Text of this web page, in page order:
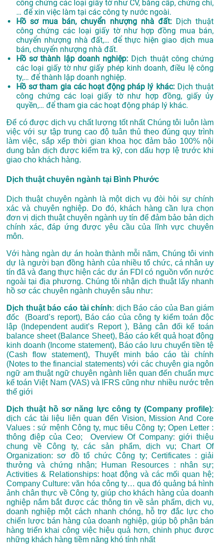
công chứng các loại giấy tờ như CV, bằng cấp, chứng chỉ,
… để xin việc làm tại các công ty nước ngoài.
Hồ sơ mua bán, chuyển nhượng nhà đất:Dịch thuật
công chứng các loại giấy tờ như hợp đồng mua bán,
chuyển nhượng nhà đất,… để thực hiện giao dịch mua
bán, chuyển nhượng nhà đất.
Hồ sơ thành lập doanh nghiệp: Dịch thuật công chứng
các loại giấy tờ như giấy phép kinh doanh, điều lệ công
ty,… để thành lập doanh nghiệp.
Hồ sơ tham gia các hoạt động pháp lý khác:Dịch thuật
công chứng các loại giấy tờ như hợp đồng, giấy ủy
quyền,… để tham gia các hoạt động pháp lý khác.
Để có được dịch vụ chất lượng tốt nhất Chúng tôi luôn làm
việc với sự tập trung cao độ tuân thủ theo đúng quy trình
làm việc, sắp xếp thời gian khoa học đảm bảo 100% nội
dung bản dịch được kiểm tra kỹ, con dấu hợp lệ trước khi
giao cho khách hàng.
Dịch thuật chuyên ngành tại Bình Phước
Dịch thuật chuyên ngành là một dịch vụ đòi hỏi sự chính
xác và chuyên nghiệp. Do đó, khách hàng cần lựa chọn
đơn vị dịch thuật chuyên ngành uy tín để đảm bảo bản dịch
chính xác, đáp ứng được yêu cầu của lĩnh vực chuyên
môn.
Với hàng ngàn dự án hoàn thành mỗi năm, Chúng tôi vinh
dự là người bạn đồng hành của nhiều tổ chức, cá nhân uy
tín đã và đang thực hiện các dự án FDI có nguồn vốn nước
ngoài tại địa phương. Chúng tôi nhận dịch thuật lấy nhanh
hồ sơ các chuyên ngành chuyên sâu như:
Dịch thuật báo cáo tài chính: dịch Báo cáo của Ban giám
đốc (Board’s report), Báo cáo của công ty kiểm toán độc
lập (Independent audit’s Report ), Bảng cân đối kế toán
balance sheet (Balance Sheet), Báo cáo kết quả hoạt động
kinh doanh (Income statement), Báo cáo lưu chuyển tiền tệ
(Cash flow statement), Thuyết minh báo cáo tài chính
(Notes to the financial statements) với các chuyên gia ngôn
ngữ am thuật ngữ chuyên ngành liên quan đến chuẩn mực
kế toán Việt Nam (VAS) và IFRS cũng như nhiều nước trên
thế giới
Dịch thuật hồ sơ năng lực công ty (Company profile):
dịch các tài liệu liên quan đến Vision, Mission And Core
Values : sứ mệnh Công ty, mục tiêu Công ty; Open Letter :
thông điệp của Ceo; Overview Of Company: giới thiệu
chung về Công ty, các sản phẩm, dịch vụ; Chart Of
Organization: sơ đồ tổ chức Công ty; Certificates : giải
thưởng và chứng nhận; Human Resources : nhân sự;
Activities & Relationships: hoạt động và các mối quan hệ;
Company Culture: văn hóa công ty… qua đó quảng bá hình
ảnh chân thực về Công ty, giúp cho khách hàng của doanh
nghiệp nắm bắt được các thông tin về sản phẩm, dịch vụ,
doanh nghiệp một cách nhanh chóng, hỗ trợ đắc lực cho
chiến lược bán hàng của doanh nghiệp, giúp bộ phận bán
hàng triển khai công việc hiệu quả hơn, chinh phục được
những khách hàng tiềm năng khó tính nhất